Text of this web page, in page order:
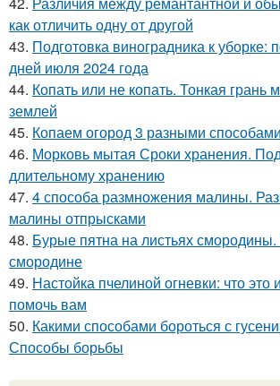
как отличить одну от другой
43. Подготовка виноградника к уборке:
дней июля 2024 года
44. Копать или не копать. Тонкая грань
землей
45. Копаем огород 3 разными способами
46. Морковь мытая Сроки хранения.
длительному хранению
47. 4 способа размножения малины.
малины отпрысками
48. Бурые пятна на листьях
смородине
49. Настойка пчелиной огневки: что это
помочь вам
50. Какими способами бороться с
Способы борьбы